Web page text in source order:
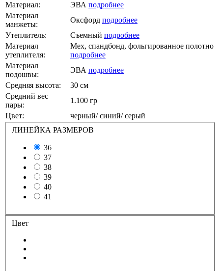
Материал:
ЭВА подробнее
Материал
манжеты:
Оксфорд подробнее
Утеплитель:
Съемный подробнее
Материал
утеплителя:
Мех, спандбонд, фольгированное полотно
подробнее
Материал
подошвы:
ЭВА подробнее
Средняя высота:
30 см
Средний вес
пары:
1.100 гр
Цвет:
черный/ синий/ серый
ЛИНЕЙКА РАЗМЕРОВ
36
37
38
39
40
41
Цвет